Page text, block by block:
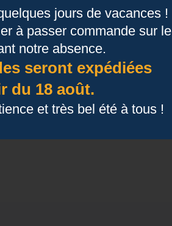
publié pour le moment.
jours de vacances !
à passer commande sur le
notre absence.
seront expédiées
du 18 août.
et très bel été à tous !